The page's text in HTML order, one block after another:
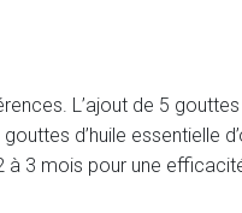
L’ajout de 5
d’huile essentielle
à 3 mois pour une